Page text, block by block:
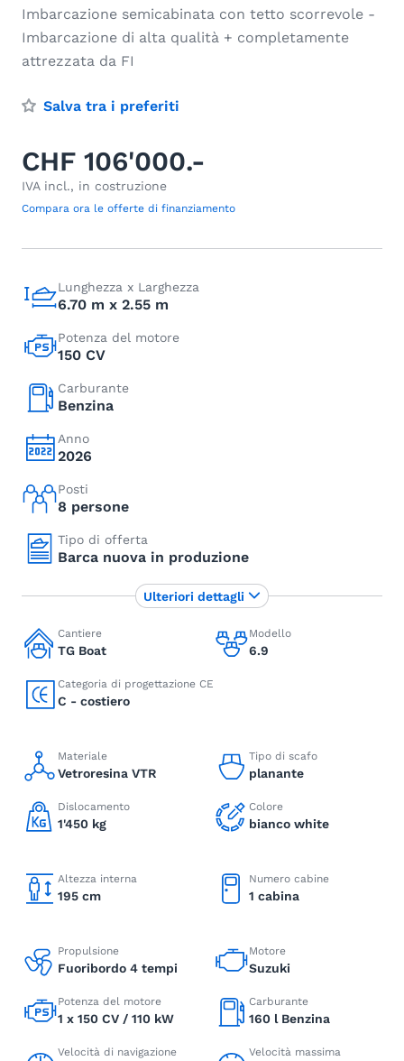
Imbarcazione semicabinata con tetto scorrevole -
Imbarcazione di alta qualità + completamente
attrezzata da FI
Salva tra i preferiti
CHF 106'000.-
IVA incl., in costruzione
Compara ora le offerte di finanziamento
Lunghezza x Larghezza
6.70 m x 2.55 m
Potenza del motore
150 CV
Carburante
Benzina
Anno
2026
Posti
8 persone
Tipo di offerta
Barca nuova in produzione
Cantiere
TG Boat
Modello
6.9
Categoria di progettazione CE
C - costiero
Materiale
Vetroresina VTR
Tipo di scafo
planante
Dislocamento
1'450 kg
Colore
bianco white
Altezza interna
195 cm
Numero cabine
1 cabina
Propulsione
Fuoribordo 4 tempi
Motore
Suzuki
Potenza del motore
1 x 150 CV / 110 kW
Carburante
160 l Benzina
Velocità di navigazione Velocità massima
Ulteriori dettagli